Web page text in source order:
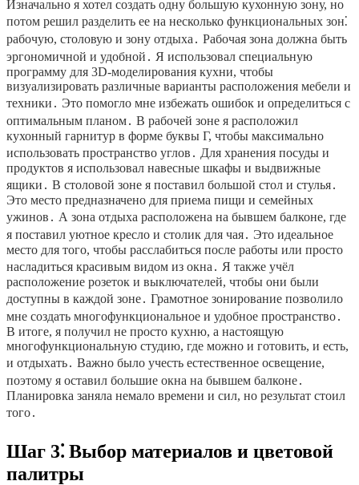
Изначально я хотел создать одну большую кухонную зону, но
потом решил разделить ее на несколько функциональных зон⁚
рабочую, столовую и зону отдыха․ Рабочая зона должна быть
эргономичной и удобной․ Я использовал специальную
программу для 3D-моделирования кухни, чтобы
визуализировать различные варианты расположения мебели и
техники․ Это помогло мне избежать ошибок и определиться с
оптимальным планом․ В рабочей зоне я расположил
кухонный гарнитур в форме буквы Г, чтобы максимально
использовать пространство углов․ Для хранения посуды и
продуктов я использовал навесные шкафы и выдвижные
ящики․ В столовой зоне я поставил большой стол и стулья․
Это место предназначено для приема пищи и семейных
ужинов․ А зона отдыха расположена на бывшем балконе, где
я поставил уютное кресло и столик для чая․ Это идеальное
место для того, чтобы расслабиться после работы или просто
насладиться красивым видом из окна․ Я также учёл
расположение розеток и выключателей, чтобы они были
доступны в каждой зоне․ Грамотное зонирование позволило
мне создать многофункциональное и удобное пространство․
В итоге, я получил не просто кухню, а настоящую
многофункциональную студию, где можно и готовить, и есть,
и отдыхать․ Важно было учесть естественное освещение,
поэтому я оставил большие окна на бывшем балконе․
Планировка заняла немало времени и сил, но результат стоил
того․
Шаг 3⁚ Выбор материалов и цветовой
палитры